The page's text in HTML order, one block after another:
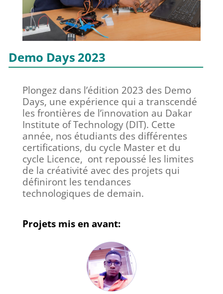
Demo Days 2023
Plongez dans l’édition 2023 des Demo
Days, une expérience qui a transcendé
les frontières de l’innovation au Dakar
Institute of Technology (DIT). Cette
année, nos étudiants des différentes
certifications, du cycle Master et du
cycle Licence, ont repoussé les limites
de la créativité avec des projets qui
définiront les tendances
technologiques de demain.
Projets mis en avant: